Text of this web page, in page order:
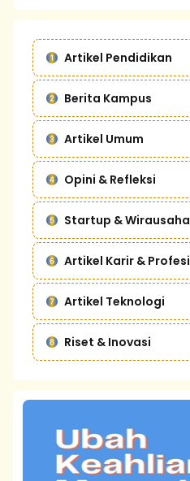
Artikel Pendidikan
Berita Kampus
Artikel Umum
Opini & Refleksi
Startup & Wirausaha
Artikel Karir & Profesi
Artikel Teknologi
Riset & Inovasi